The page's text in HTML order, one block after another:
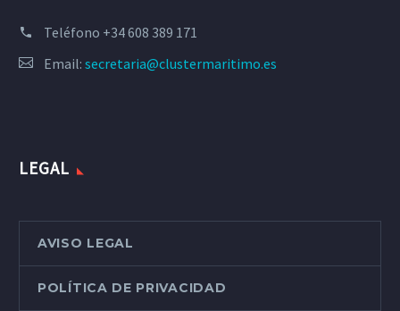
Teléfono +34 608 389 171
Email: secretaria@clustermaritimo.es
LEGAL
AVISO LEGAL
POLÍTICA DE PRIVACIDAD